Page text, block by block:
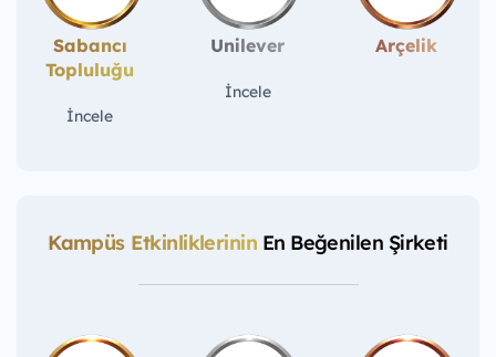
Sabancı
Topluluğu
İncele
Unilever
İncele
Arçelik
Kampüs Etkinliklerinin En Beğenilen Şirketi